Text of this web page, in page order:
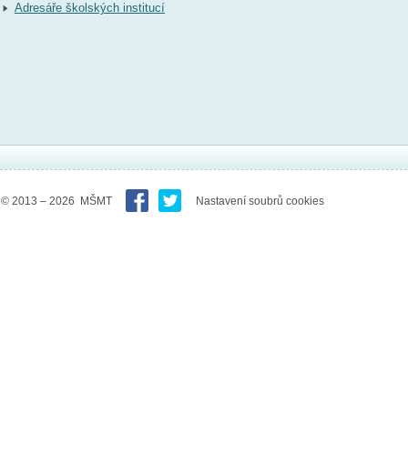
Adresáře školských institucí
© 2013 – 2026 MŠMT Nastavení soubrů cookies